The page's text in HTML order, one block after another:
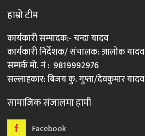
हाम्रो टीम
कार्यकारी सम्पादक:- चन्दा यादव
कार्यकारी निर्देशक/ संचालक: आलोक यादव
सम्पर्क मो. नं : 9819992976
सल्लाहकार: बिजय कु. गुप्ता/देवकुमार यादव
सामाजिक संजालमा हामी
Facebook